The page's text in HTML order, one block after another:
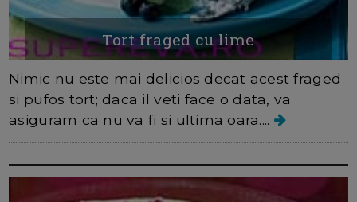
Tort fraged cu lime
Nimic nu este mai delicios decat acest fraged
si pufos tort; daca il veti face o data, va
asiguram ca nu va fi si ultima oara....